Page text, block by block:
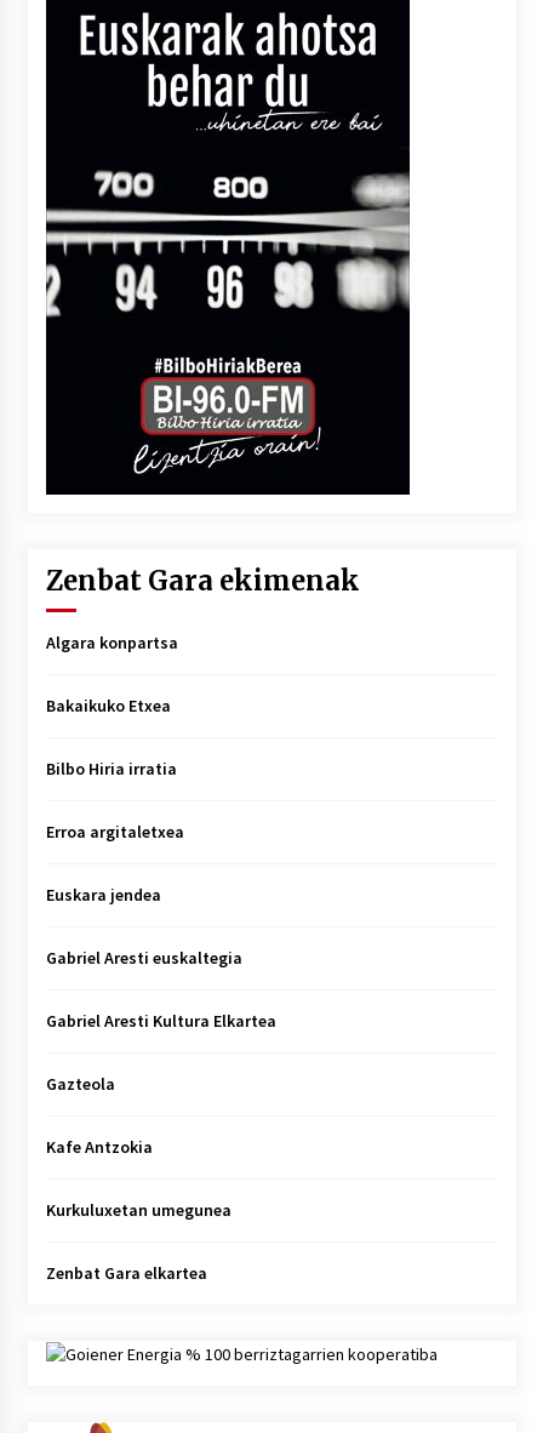
Zenbat Gara ekimenak
Algara konpartsa
Bakaikuko Etxea
Bilbo Hiria irratia
Erroa argitaletxea
Euskara jendea
Gabriel Aresti euskaltegia
Gabriel Aresti Kultura Elkartea
Gazteola
Kafe Antzokia
Kurkuluxetan umegunea
Zenbat Gara elkartea